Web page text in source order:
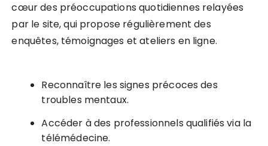
cœur des préoccupations quotidiennes relayées
par le site, qui propose régulièrement des
enquêtes, témoignages et ateliers en ligne.
Reconnaître les signes précoces des
troubles mentaux.
Accéder à des professionnels qualifiés via la
télémédecine.